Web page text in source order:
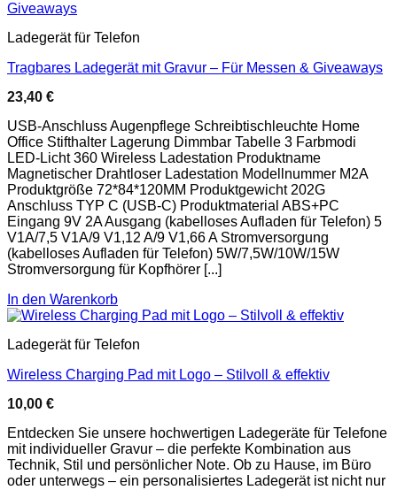
Ladegerät für Telefon
Tragbares Ladegerät mit Gravur – Für Messen & Giveaways
23,40 €
USB-Anschluss Augenpflege Schreibtischleuchte Home
Office Stifthalter Lagerung Dimmbar Tabelle 3 Farbmodi
LED-Licht 360 Wireless Ladestation Produktname
Magnetischer Drahtloser Ladestation Modellnummer M2A
Produktgröße 72*84*120MM Produktgewicht 202G
Anschluss TYP C (USB-C) Produktmaterial ABS+PC
Eingang 9V 2A Ausgang (kabelloses Aufladen für Telefon) 5
V1A/7,5 V1A/9 V1,12 A/9 V1,66 A Stromversorgung
(kabelloses Aufladen für Telefon) 5W/7,5W/10W/15W
Stromversorgung für Kopfhörer [...]
In den Warenkorb
Ladegerät für Telefon
Wireless Charging Pad mit Logo – Stilvoll & effektiv
10,00 €
Entdecken Sie unsere hochwertigen Ladegeräte für Telefone
mit individueller Gravur – die perfekte Kombination aus
Technik, Stil und persönlicher Note. Ob zu Hause, im Büro
oder unterwegs – ein personalisiertes Ladegerät ist nicht nur